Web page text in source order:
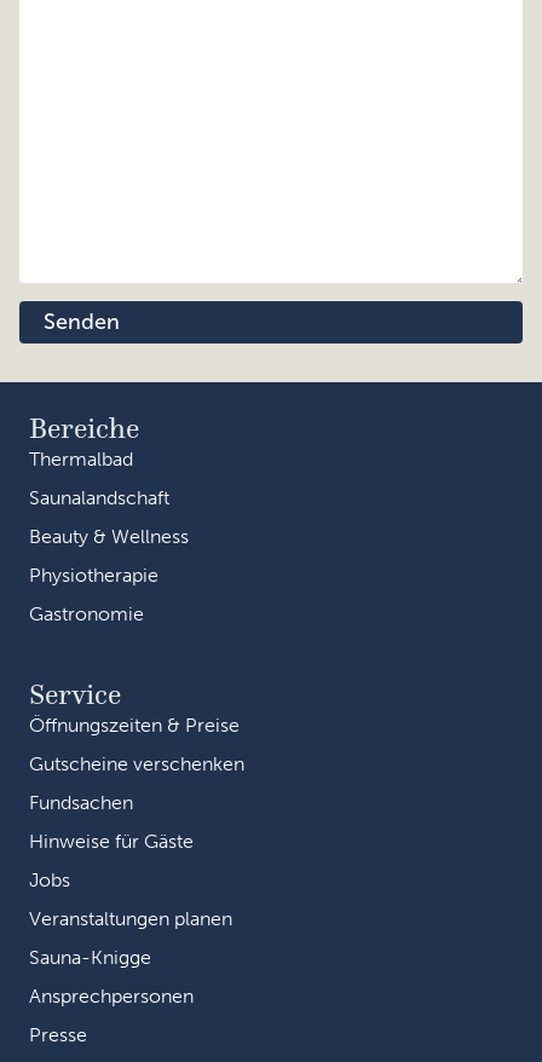
Bereiche
Thermalbad
Saunalandschaft
Beauty & Wellness
Physiotherapie
Gastronomie
Service
Öffnungszeiten & Preise
Gutscheine verschenken
Fundsachen
Hinweise für Gäste
Jobs
Veranstaltungen planen
Sauna-Knigge
Ansprechpersonen
Presse